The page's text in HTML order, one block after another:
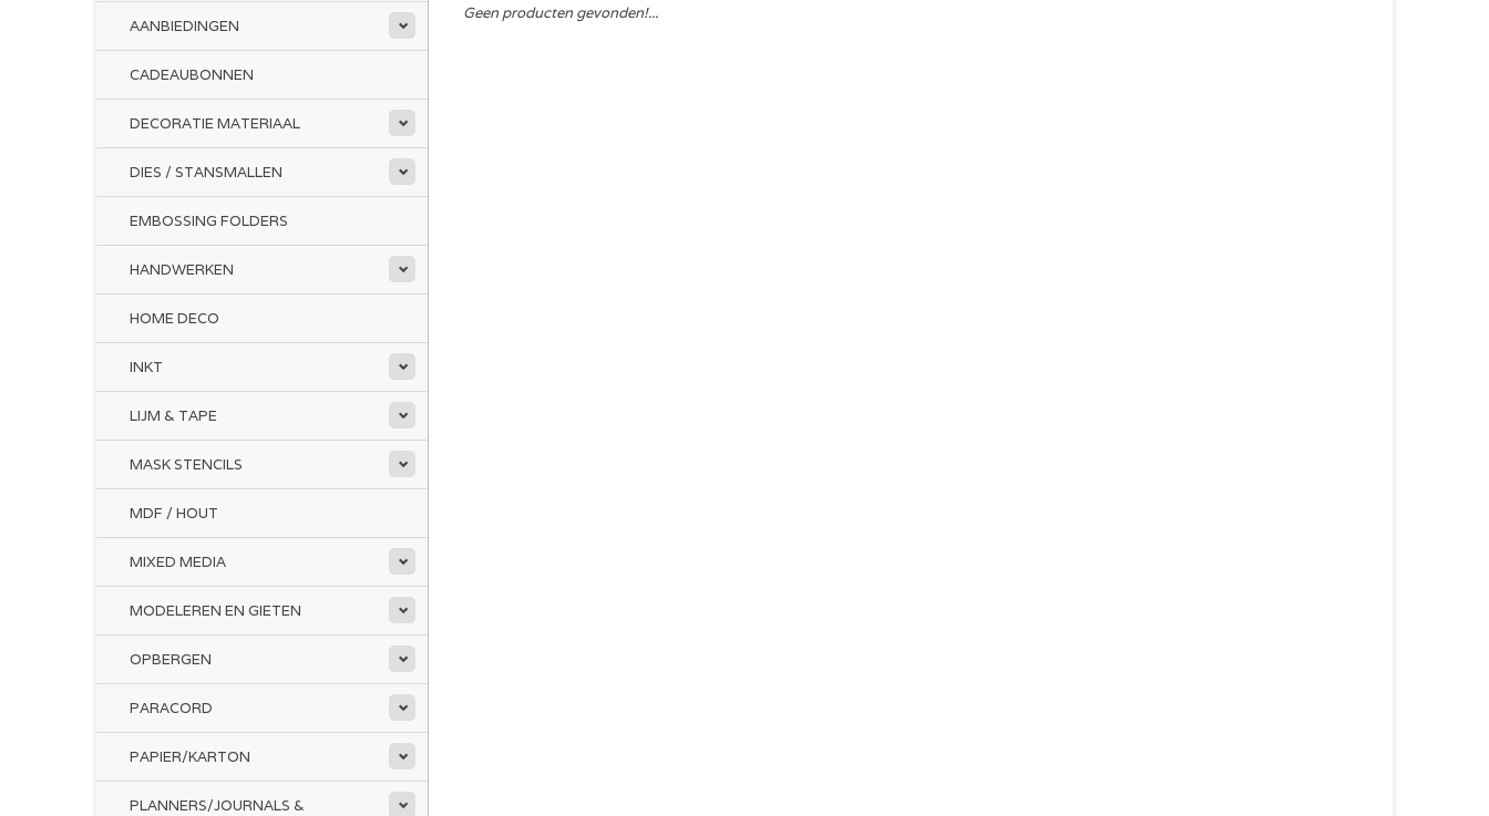
AANBIEDINGEN
CADEAUBONNEN
DECORATIE MATERIAAL
DIES / STANSMALLEN
EMBOSSING FOLDERS
HANDWERKEN
HOME DECO
INKT
LIJM & TAPE
MASK STENCILS
MDF / HOUT
MIXED MEDIA
MODELEREN EN GIETEN
OPBERGEN
PARACORD
PAPIER/KARTON
PLANNERS/JOURNALS &
Geen producten gevonden!...